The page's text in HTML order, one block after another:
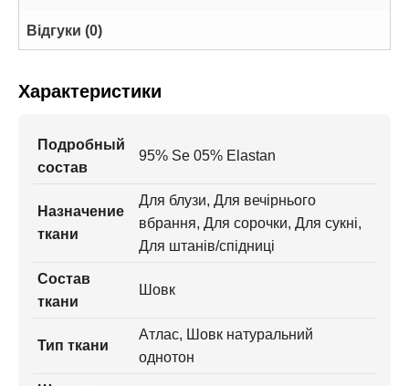
Відгуки (0)
Характеристики
Подробный
состав
95% Se 05% Elastan
Назначение
ткани
Для блузи, Для вечірнього
вбрання, Для сорочки, Для сукні,
Для штанів/спідниці
Состав
ткани
Шовк
Тип ткани
Атлас, Шовк натуральний
однотон